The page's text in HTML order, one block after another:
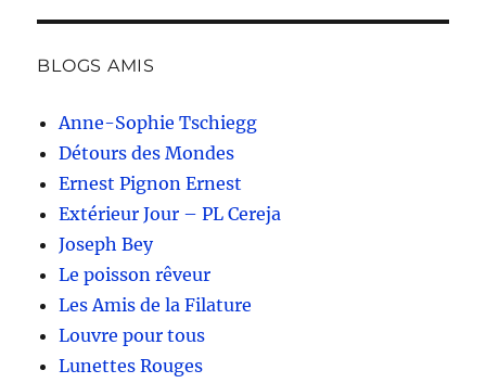
BLOGS AMIS
Anne-Sophie Tschiegg
Détours des Mondes
Ernest Pignon Ernest
Extérieur Jour – PL Cereja
Joseph Bey
Le poisson rêveur
Les Amis de la Filature
Louvre pour tous
Lunettes Rouges